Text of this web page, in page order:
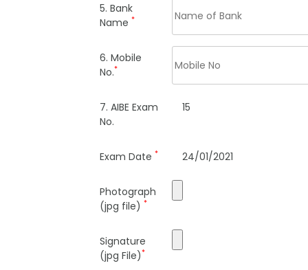
5. Bank
Name *
6. Mobile
No.*
7. AIBE Exam
No.
15
Exam Date * 24/01/2021
Photograph
(jpg file) *
Signature
(jpg File)*